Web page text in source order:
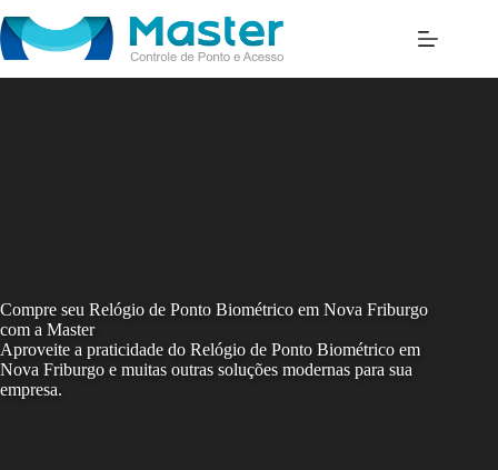
to
content
Compre seu Relógio de Ponto Biométrico em Nova Friburgo
com a Master
Aproveite a praticidade do Relógio de Ponto Biométrico em
Nova Friburgo e muitas outras soluções modernas para sua
empresa.